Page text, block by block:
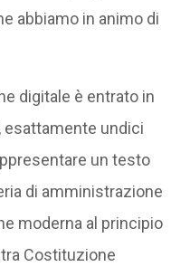
abbiamo in animo di
digitale è entrato in
esattamente undici
un testo
di amministrazione
moderna al principio
Costituzione